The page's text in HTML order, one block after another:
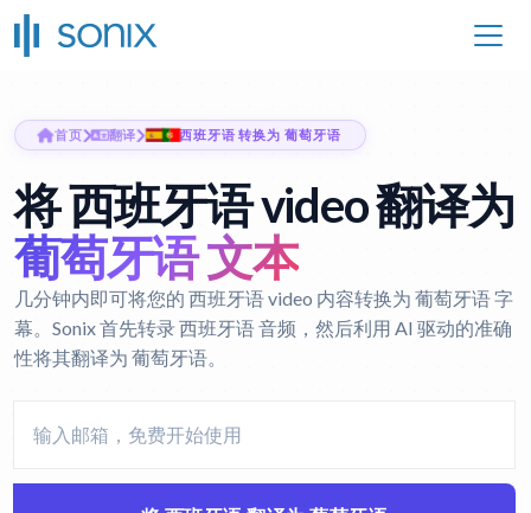
首页 翻译 西班牙语 转换为 葡萄牙语
将 西班牙语 video 翻译为
葡萄牙语 文本
几分钟内即可将您的 西班牙语 video 内容转换为 葡萄牙语 字
幕。Sonix 首先转录 西班牙语 音频，然后利用 AI 驱动的准确
性将其翻译为 葡萄牙语。